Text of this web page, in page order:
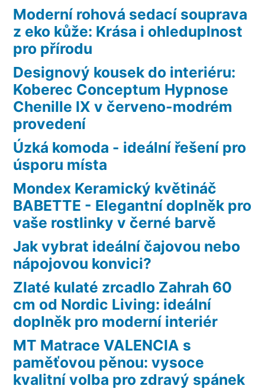
Moderní rohová sedací souprava
z eko kůže: Krása i ohleduplnost
pro přírodu
Designový kousek do interiéru:
Koberec Conceptum Hypnose
Chenille IX v červeno-modrém
provedení
Úzká komoda - ideální řešení pro
úsporu místa
Mondex Keramický květináč
BABETTE - Elegantní doplněk pro
vaše rostlinky v černé barvě
Jak vybrat ideální čajovou nebo
nápojovou konvici?
Zlaté kulaté zrcadlo Zahrah 60
cm od Nordic Living: ideální
doplněk pro moderní interiér
MT Matrace VALENCIA s
paměťovou pěnou: vysoce
kvalitní volba pro zdravý spánek